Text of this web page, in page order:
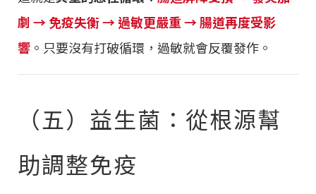
劇 → 免疫失衡 → 過敏更嚴重 → 腸道再度受影
響 。只要沒有打破循環，過敏就會反覆發作。
（五）益生菌：從根源幫
助調整免疫